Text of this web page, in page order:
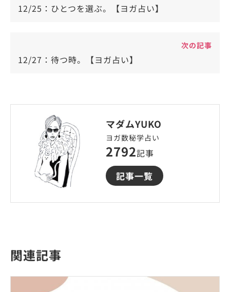
12/25：ひとつを選ぶ。【ヨガ占い】
次の記事
12/27：待つ時。【ヨガ占い】
マダムYUKO
ヨガ数秘学占い
2792記事
記事一覧
関連記事